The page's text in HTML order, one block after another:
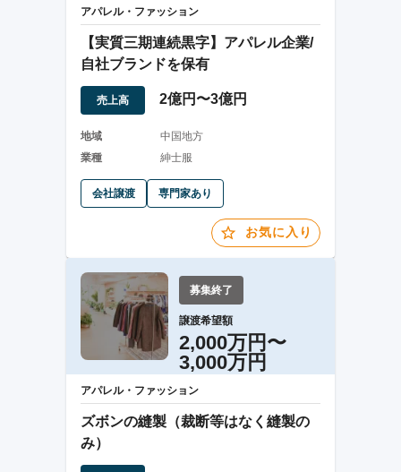
アパレル・ファッション
【実質三期連続黒字】アパレル企業/
自社ブランドを保有
売上高 2億円〜3億円
地域
中国地方
業種
紳士服
会社譲渡 専門家あり
お気に入り
募集終了
譲渡希望額
2,000万円〜
3,000万円
アパレル・ファッション
ズボンの縫製（裁断等はなく縫製の
み）